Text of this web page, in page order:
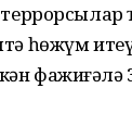
һөжүм
фажиғәлә